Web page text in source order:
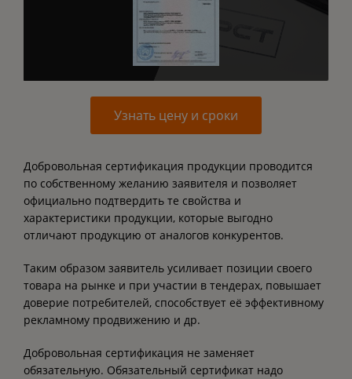
Узнать цену и сроки
Добровольная сертификация продукции проводится
по собственному желанию заявителя и позволяет
официально подтвердить те свойства и
характеристики продукции, которые выгодно
отличают продукцию от аналогов конкурентов.
Таким образом заявитель усиливает позиции своего
товара на рынке и при участии в тендерах, повышает
доверие потребителей, способствует её эффективному
рекламному продвижению и др.
Добровольная сертификация не заменяет
обязательную. Обязательный сертификат надо